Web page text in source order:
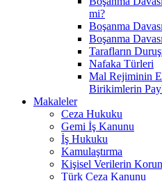
mi?
Boşanma
Boşanma
Tarafların
Nafaka Türleri
Mal Rejiminin
Birikimlerin
Makaleler
Ceza Hukuku
Gemi İş Kanunu
İş Hukuku
Kamulaştırma
Kişisel Verilerin
Türk Ceza Kanunu